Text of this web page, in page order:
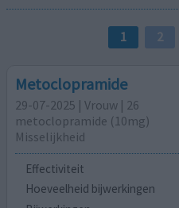
1 2
Metoclopramide
29-07-2025 | Vrouw | 26
metoclopramide (10mg)
Misselijkheid
Effectiviteit
Hoeveelheid bijwerkingen